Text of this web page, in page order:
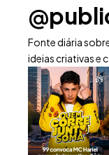
Fonte diária
ideias criativas e